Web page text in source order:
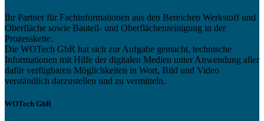
Ihr Partner für Fachinformationen aus den Bereichen Werkstoff und
Oberfläche sowie Bauteil- und Oberflächenreinigung in der
Prozesskette.
Die WOTech GbR hat sich zur Aufgabe gemacht, technische
Informationen mit Hilfe der digitalen Medien unter Anwendung aller
dafür verfügbaren Möglichkeiten in Wort, Bild und Video
verständlich darzustellen und zu vermitteln.
WOTech GbR